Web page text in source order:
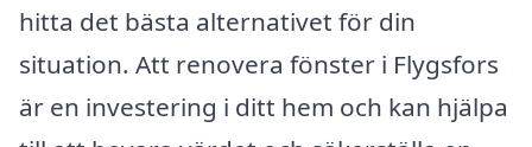
hitta det bästa alternativet för din
situation. Att renovera fönster i Flygsfors
är en investering i ditt hem och kan hjälpa